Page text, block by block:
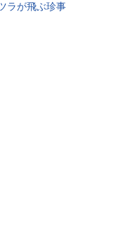
ラが飛ぶ珍事